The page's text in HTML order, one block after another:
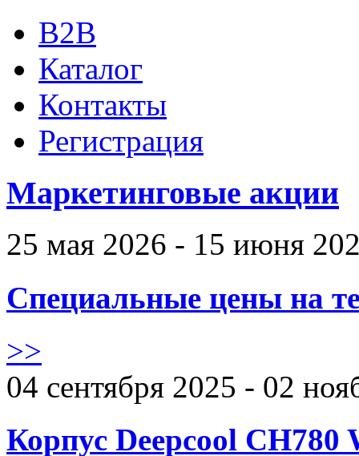
B2B
Каталог
Контакты
Регистрация
Маркетинговые акции
25 мая 2026 - 15 июня
Специальные цены на
>>
04 сентября 2025 - 02
Корпус Deepcool CH780